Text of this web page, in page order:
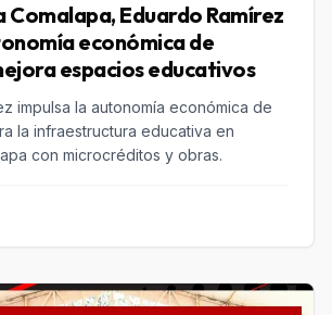
Comalapa, Eduardo Ramírez
económica de
espacios educativos
impulsa la autonomía económica de
la infraestructura educativa en
con microcréditos y obras.